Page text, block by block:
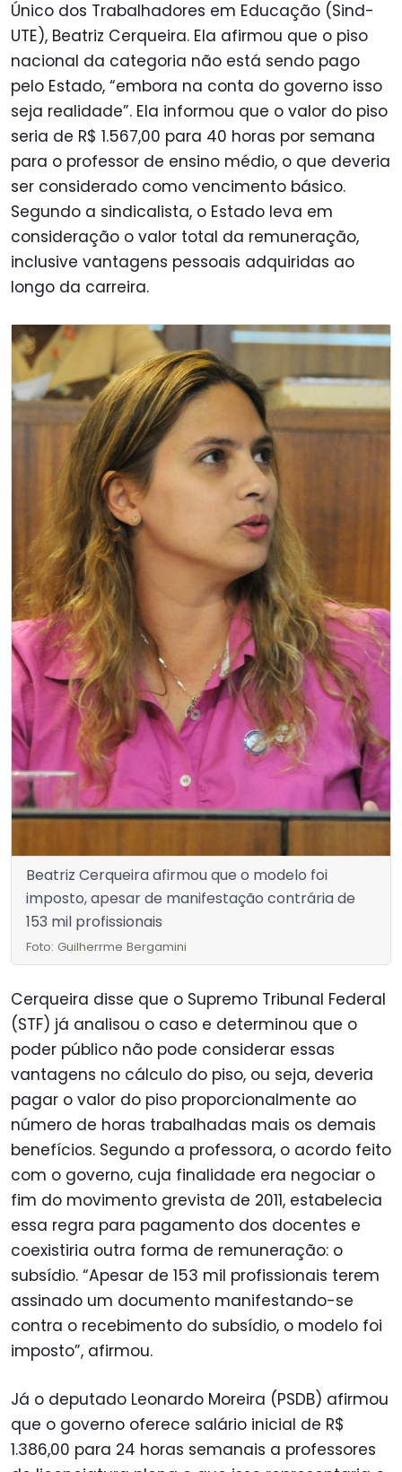
Único dos Trabalhadores em Educação (Sind-
UTE), Beatriz Cerqueira. Ela afirmou que o piso
nacional da categoria não está sendo pago
pelo Estado, “embora na conta do governo isso
seja realidade”. Ela informou que o valor do piso
seria de R$ 1.567,00 para 40 horas por semana
para o professor de ensino médio, o que deveria
ser considerado como vencimento básico.
Segundo a sindicalista, o Estado leva em
consideração o valor total da remuneração,
inclusive vantagens pessoais adquiridas ao
longo da carreira.
Beatriz Cerqueira afirmou que o modelo foi
imposto, apesar de manifestação contrária de
153 mil profissionais
Foto: Guilherrme Bergamini
Cerqueira disse que o Supremo Tribunal Federal
(STF) já analisou o caso e determinou que o
poder público não pode considerar essas
vantagens no cálculo do piso, ou seja, deveria
pagar o valor do piso proporcionalmente ao
número de horas trabalhadas mais os demais
benefícios. Segundo a professora, o acordo feito
com o governo, cuja finalidade era negociar o
fim do movimento grevista de 2011, estabelecia
essa regra para pagamento dos docentes e
coexistiria outra forma de remuneração: o
subsídio. “Apesar de 153 mil profissionais terem
assinado um documento manifestando-se
contra o recebimento do subsídio, o modelo foi
imposto”, afirmou.
Já o deputado Leonardo Moreira (PSDB) afirmou
que o governo oferece salário inicial de R$
1.386,00 para 24 horas semanais a professores